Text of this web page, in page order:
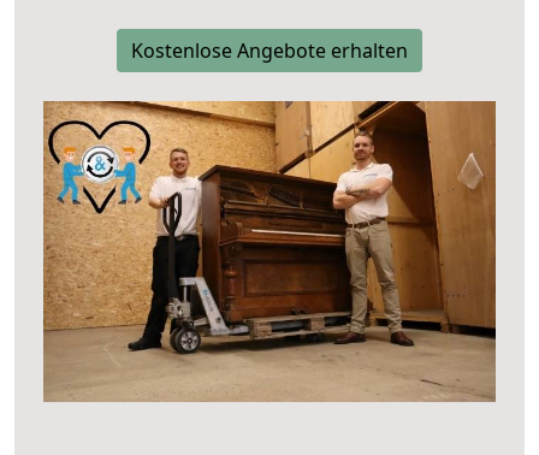
Kostenlose Angebote erhalten